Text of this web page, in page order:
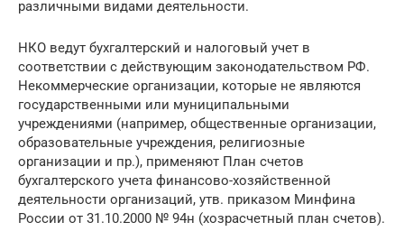
различными видами деятельности.
НКО ведут бухгалтерский и налоговый учет в
соответствии с действующим законодательством РФ.
Некоммерческие организации, которые не являются
государственными или муниципальными
учреждениями (например, общественные организации,
образовательные учреждения, религиозные
организации и пр.), применяют План счетов
бухгалтерского учета финансово-хозяйственной
деятельности организаций, утв. приказом Минфина
России от 31.10.2000 № 94н (хозрасчетный план счетов).